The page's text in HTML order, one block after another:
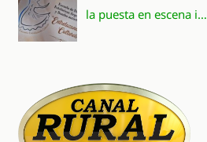
la puesta en escena i…